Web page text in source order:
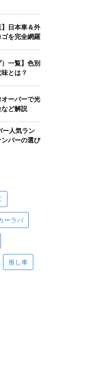
】日本車＆外
を完全網羅
）一覧】色別
とは？
ーバーで光
ど解説
ー人気ラン
バーの選び
ーラバ
推し車